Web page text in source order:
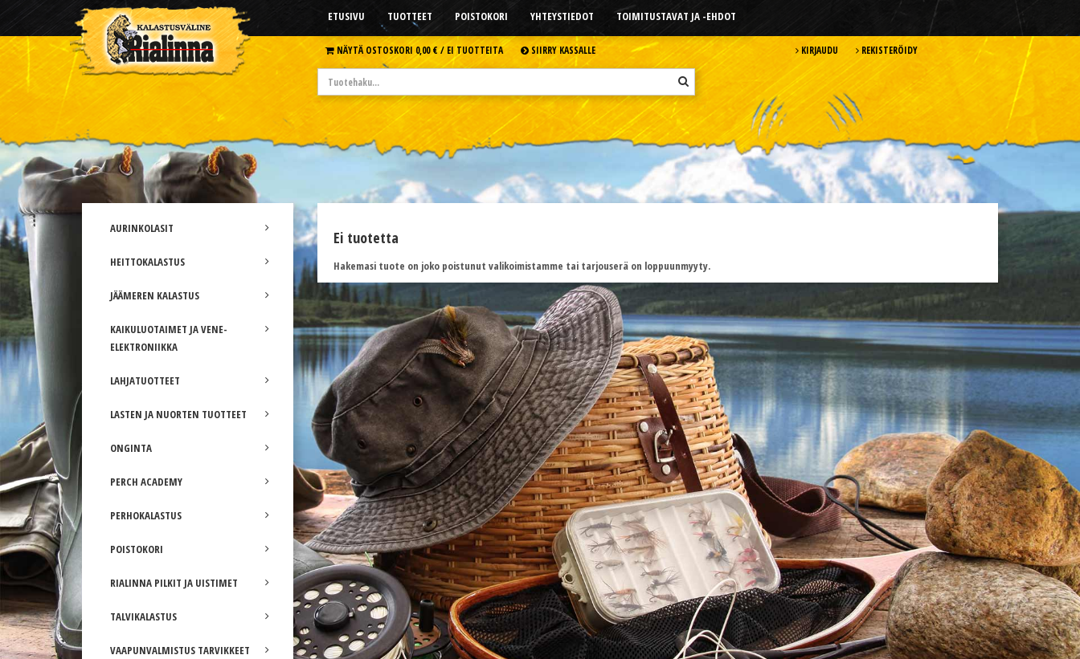
ETUSIVU TUOTTEET POISTOKORI YHTEYSTIEDOT TOIMITUSTAVAT JA -EHDOT
NÄYTÄ OSTOSKORI 0,00 € /EI TUOTTEITA SIIRRY KASSALLE KIRJAUDU REKISTERÖIDY
AURINKOLASIT
HEITTOKALASTUS
JÄÄMEREN KALASTUS
KAIKULUOTAIMET JA VENE-
ELEKTRONIIKKA
LAHJATUOTTEET
LASTEN JA NUORTEN TUOTTEET
ONGINTA
PERCH ACADEMY
PERHOKALASTUS
POISTOKORI
RIALINNA PILKIT JA UISTIMET
TALVIKALASTUS
VAAPUNVALMISTUS TARVIKKEET
Ei tuotetta
Hakemasi tuote on joko poistunut valikoimistamme tai tarjouserä on loppuunmyyty.